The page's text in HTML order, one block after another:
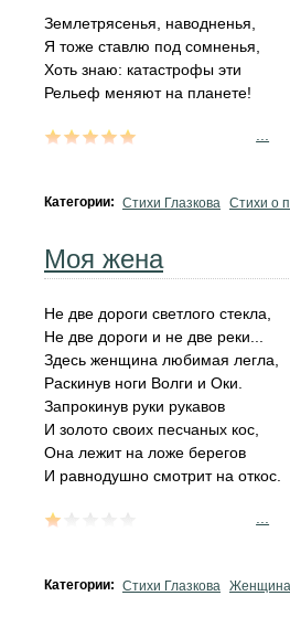
Землетрясенья, наводненья,
Я тоже ставлю под сомненья,
Хоть знаю: катастрофы эти
Рельеф меняют на планете!
Категории: Стихи Глазкова Стихи о
Моя жена
Не две дороги светлого стекла,
Не две дороги и не две реки...
Здесь женщина любимая легла,
Раскинув ноги Волги и Оки.
Запрокинув руки рукавов
И золото своих песчаных кос,
Она лежит на ложе берегов
И равнодушно смотрит на откос.
Категории: Стихи Глазкова Женщина